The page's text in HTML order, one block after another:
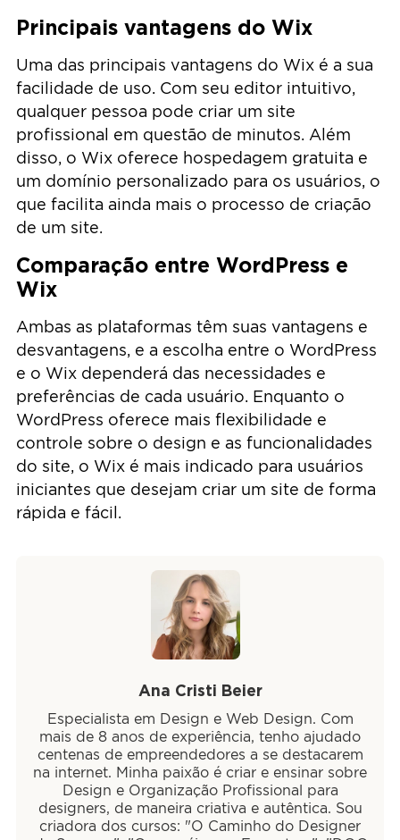
Principais vantagens do Wix
Uma das principais vantagens do Wix é a sua
facilidade de uso. Com seu editor intuitivo,
qualquer pessoa pode criar um site
profissional em questão de minutos. Além
disso, o Wix oferece hospedagem gratuita e
um domínio personalizado para os usuários, o
que facilita ainda mais o processo de criação
de um site.
Comparação entre WordPress e
Wix
Ambas as plataformas têm suas vantagens e
desvantagens, e a escolha entre o WordPress
e o Wix dependerá das necessidades e
preferências de cada usuário. Enquanto o
WordPress oferece mais flexibilidade e
controle sobre o design e as funcionalidades
do site, o Wix é mais indicado para usuários
iniciantes que desejam criar um site de forma
rápida e fácil.
Ana Cristi Beier
Especialista em Design e Web Design. Com
mais de 8 anos de experiência, tenho ajudado
centenas de empreendedores a se destacarem
na internet. Minha paixão é criar e ensinar sobre
Design e Organização Profissional para
designers, de maneira criativa e autêntica. Sou
criadora dos cursos: "O Caminho do Designer